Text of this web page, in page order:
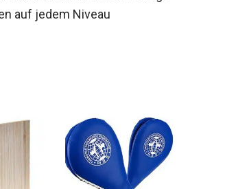
und bieten eine reichhaltige
auf jedem Niveau